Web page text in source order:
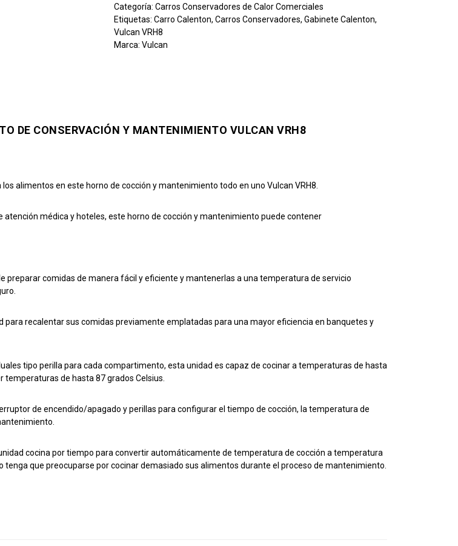
Categoría:Carros Conservadores de Calor Comerciales
Etiquetas:Carro Calenton,Carros Conservadores,Gabinete Calenton,
Vulcan VRH8
Marca:Vulcan
DE CONSERVACIÓN Y MANTENIMIENTO VULCAN VRH8
alimentos en este horno de cocción y mantenimiento todo en uno Vulcan VRH8.
atención médica y hoteles, este horno de cocción y mantenimiento puede contener
preparar comidas de manera fácil y eficiente y mantenerlas a una temperatura de servicio
para recalentar sus comidas previamente emplatadas para una mayor eficiencia en banquetes y
tipo perilla para cada compartimento, esta unidad es capaz de cocinar a temperaturas de hasta
temperaturas de hasta 87 grados Celsius.
de encendido/apagado y perillas para configurar el tiempo de cocción, la temperatura de
cocina por tiempo para convertir automáticamente de temperatura de cocción a temperatura
tenga que preocuparse por cocinar demasiado sus alimentos durante el proceso de mantenimiento.